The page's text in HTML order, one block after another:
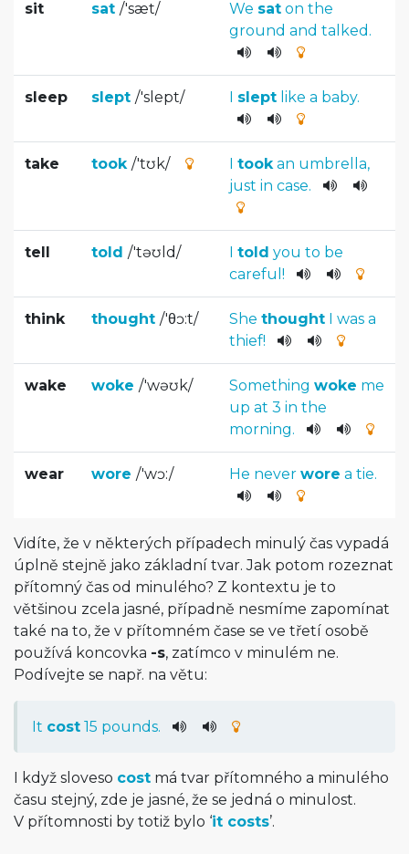
sit sat /'sæt/ We sat on the
ground and talked .
sleep slept /'slept/ I slept like a baby.
take took /'tʊk/ I took an umbrella,
just in case.
tell told /'təʊld/ I told you to be
careful !
think thought /'θɔ:t/ She thought I was a
thief!
wake woke /'wəʊk/ Something woke me
up at 3 in the
morning.
wear wore /'wɔ:/ He never wore a tie.
Vidíte, že v některých případech minulý čas vypadá
úplně stejně jako základní tvar. Jak potom rozeznat
přítomný čas od minulého? Z kontextu je to
většinou zcela jasné, případně nesmíme zapomínat
také na to, že v přítomném čase se ve třetí osobě
používá koncovka -s, zatímco v minulém ne.
Podívejte se např. na větu:
It cost 15 pounds.
I když sloveso cost má tvar přítomného a minulého
času stejný, zde je jasné, že se jedná o minulost.
V přítomnosti by totiž bylo ‘it costs’.